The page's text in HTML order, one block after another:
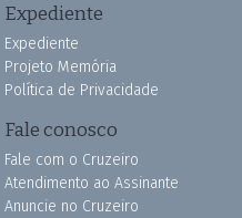
Expediente
Expediente
Projeto Memória
Política de Privacidade
Fale conosco
Fale com o Cruzeiro
Atendimento ao Assinante
Anuncie no Cruzeiro